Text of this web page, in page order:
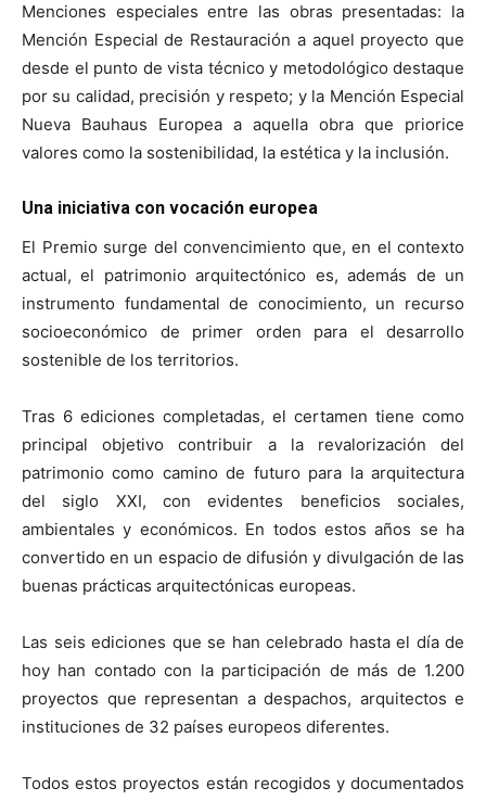
Menciones especiales entre las obras presentadas: la
Mención Especial de Restauración a aquel proyecto que
desde el punto de vista técnico y metodológico destaque
por su calidad, precisión y respeto; y la Mención Especial
Nueva Bauhaus Europea a aquella obra que priorice
valores como la sostenibilidad, la estética y la inclusión.
Una iniciativa con vocación europea
El Premio surge del convencimiento que, en el contexto
actual, el patrimonio arquitectónico es, además de un
instrumento fundamental de conocimiento, un recurso
socioeconómico de primer orden para el desarrollo
sostenible de los territorios.
Tras 6 ediciones completadas, el certamen tiene como
principal objetivo contribuir a la revalorización del
patrimonio como camino de futuro para la arquitectura
del siglo XXI, con evidentes beneficios sociales,
ambientales y económicos. En todos estos años se ha
convertido en un espacio de difusión y divulgación de las
buenas prácticas arquitectónicas europeas.
Las seis ediciones que se han celebrado hasta el día de
hoy han contado con la participación de más de 1.200
proyectos que representan a despachos, arquitectos e
instituciones de 32 países europeos diferentes.
Todos estos proyectos están recogidos y documentados